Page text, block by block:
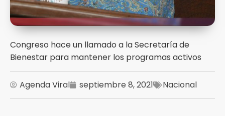
Congreso hace un llamado a la Secretaría de
Bienestar para mantener los programas activos
Agenda Viral septiembre 8, 2021 Nacional